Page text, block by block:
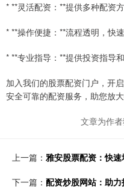
* **灵活配资：**提供多种配资
* **操作便捷：**流程透明，快
* **专业指导：**提供投资指导
加入我们的股票配资门户，开
安全可靠的配资服务，助您放
文章为作
上一篇： 雅安股票配资：快
下一篇： 配资炒股网站：助